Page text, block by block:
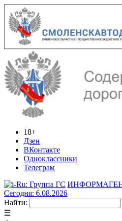
18+
Дзен
ВКонтакте
Одноклассники
Телеграм
Сегодня: 6.08.2026
Найти:
☰